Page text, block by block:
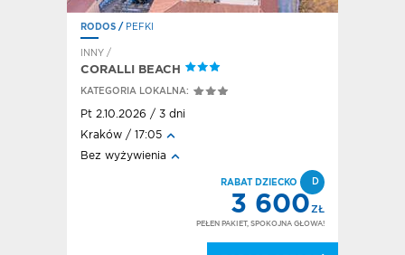
RODOS / PEFKI
INNY /
CORALLI BEACH
KATEGORIA LOKALNA:
Pt 2.10.2026 / 3 dni
Kraków / 17:05
Bez wyżywienia
RABAT DZIECKO D
3 600ZŁ
PEŁEN PAKIET, SPOKOJNA GŁOWA!